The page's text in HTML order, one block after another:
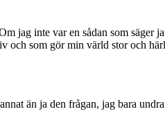
jag inte var en sådan som säger
och som gör min värld stor och
än ja den frågan, jag bara